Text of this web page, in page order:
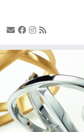
Zum
Inhalt
springen